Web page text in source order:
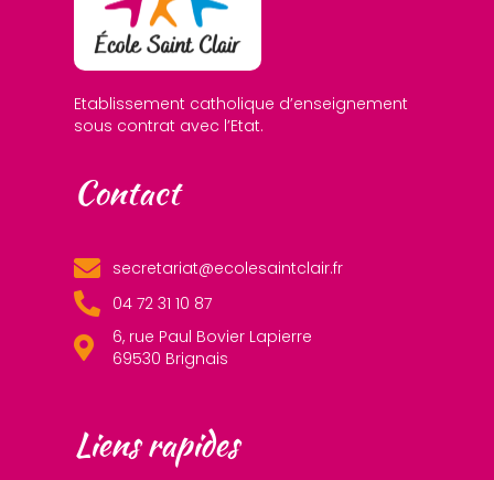
Etablissement catholique d’enseignement
sous contrat avec l’Etat.
Contact
secretariat@ecolesaintclair.fr
04 72 31 10 87
6, rue Paul Bovier Lapierre
69530 Brignais
Liens rapides